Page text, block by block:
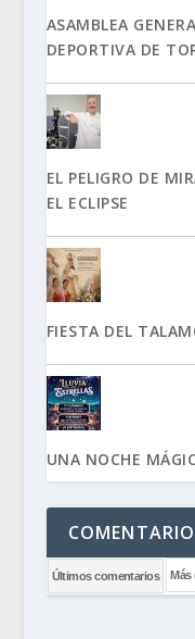
ASAMBLEA
DEPORTIVA DE
EL PELIGRO DE
EL ECLIPSE
FIESTA DEL
UNA NOCHE
Últimos comentarios Más